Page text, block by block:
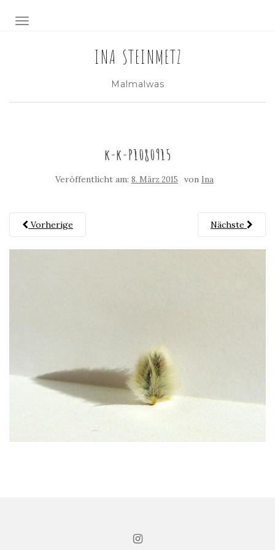
NAVIGATION EIN-/AUSSCHALTEN
INA STEINMETZ
Malmalwas
k-k-P1080915
Veröffentlicht am: 8. März 2015 von Ina
Vorherige Nächste